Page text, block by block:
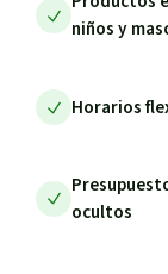
niños y
Horarios
ocultos